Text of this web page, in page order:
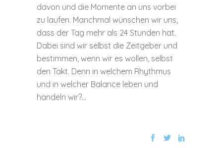
davon und die Momente an uns vorbei
zu laufen. Manchmal wünschen wir uns,
dass der Tag mehr als 24 Stunden hat.
Dabei sind wir selbst die Zeitgeber und
bestimmen, wenn wir es wollen, selbst
den Takt. Denn in welchem Rhythmus
und in welcher Balance leben und
handeln wir?...